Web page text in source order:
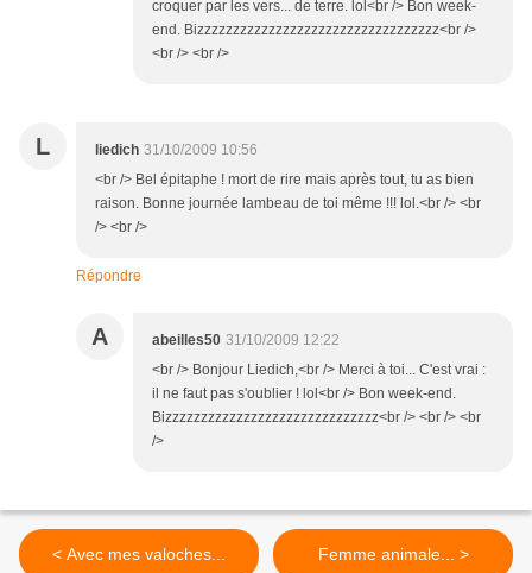
croquer par les vers... de terre. lol<br /> Bon week-
end. Bizzzzzzzzzzzzzzzzzzzzzzzzzzzzzzzzzz<br />
<br /> <br />
L liedich 31/10/2009 10:56
<br /> Bel épitaphe ! mort de rire mais après tout, tu as bien
raison. Bonne journée lambeau de toi même !!! lol.<br /> <br
/> <br />
Répondre
A abeilles50 31/10/2009 12:22
<br /> Bonjour Liedich,<br /> Merci à toi... C'est vrai :
il ne faut pas s'oublier ! lol<br /> Bon week-end.
Bizzzzzzzzzzzzzzzzzzzzzzzzzzzzzz<br /> <br /> <br
/>
< Avec mes valoches... Femme animale... >